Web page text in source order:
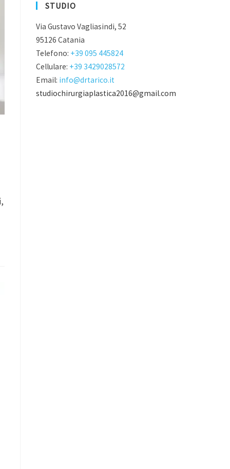
STUDIO
Via Gustavo Vagliasindi, 52
95126 Catania
Telefono: +39 095 445824
Cellulare: +39 3429028572
Email: info@drtarico.it
studiochirurgiaplastica2016@gmail.com